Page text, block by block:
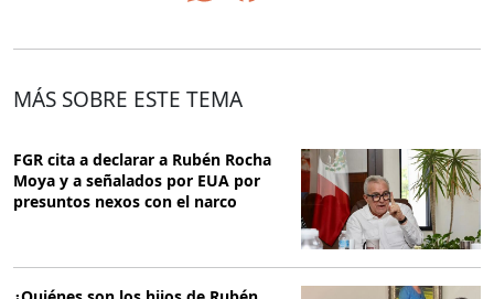
MÁS SOBRE ESTE TEMA
FGR cita a declarar a Rubén Rocha
Moya y a señalados por EUA por
presuntos nexos con el narco